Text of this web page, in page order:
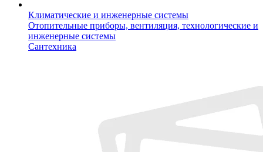
Климатические и инженерные системы
Отопительные приборы, вентиляция, технологические и
инженерные системы
Сантехника